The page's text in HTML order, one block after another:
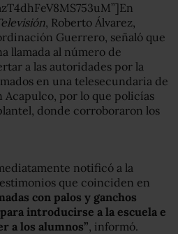
, Roberto Álvarez,
Guerrero, señaló que
llamada al número de
a las autoridades por la
en una telesecundaria de
Acapulco, por lo que policías
donde corroboraron los
notificó a la
que coinciden en
con palos y ganchos
introducirse a la escuela e
a los alumnos”, informó.